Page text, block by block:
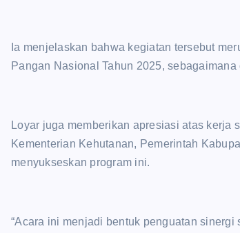
Ia menjelaskan bahwa kegiatan tersebut
Pangan Nasional Tahun 2025,
Loyar juga memberikan apresiasi atas
Kementerian Kehutanan, Pemerintah
menyukseskan program ini.
“Acara ini menjadi bentuk penguatan